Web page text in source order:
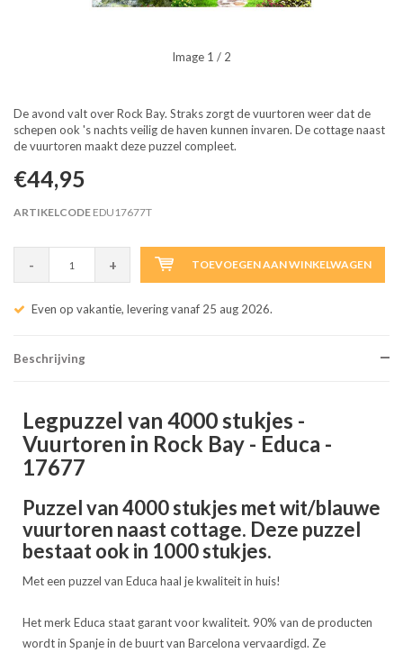
Image 1 / 2
De avond valt over Rock Bay. Straks zorgt de vuurtoren weer dat de
schepen ook 's nachts veilig de haven kunnen invaren. De cottage naast
de vuurtoren maakt deze puzzel compleet.
€44,95
ARTIKELCODE EDU17677T
- + TOEVOEGEN AAN WINKELWAGEN
Even op vakantie, levering vanaf 25 aug 2026.
Beschrijving
Legpuzzel van 4000 stukjes -
Vuurtoren in Rock Bay - Educa -
17677
Puzzel van 4000 stukjes met wit/blauwe
vuurtoren naast cottage. Deze puzzel
bestaat ook in 1000 stukjes.
Met een puzzel van Educa haal je kwaliteit in huis!
Het merk Educa staat garant voor kwaliteit. 90% van de producten
wordt in Spanje in de buurt van Barcelona vervaardigd. Ze